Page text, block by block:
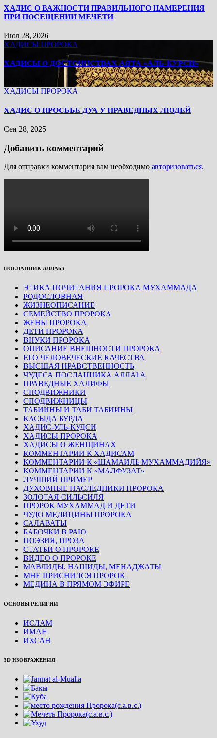
ХАДИС О ВАЖНОСТИ ПРАВИЛЬНОГО НАМЕРЕНИЯ
ПРИ ПОСЕЩЕНИИ МЕЧЕТИ
Июл 28, 2026
ХАДИСЫ ПРОРОКА
ХАДИСЫ О ДОСТОИНСТВАХ АЯТА «АЛЬ-КУРСИ»
ХАДИСЫ ПРОРОКА
ХАДИС О ПРОСЬБЕ ДУА У ПРАВЕДНЫХ ЛЮДЕЙ
Сен 28, 2025
Добавить комментарий
Для отправки комментария вам необходимо авторизоваться.
ПОСЛАННИК АЛЛАhА
ЭТИКА ПОЧИТАНИЯ ПРОРОКА МУХАММАДА
РОДОСЛОВНАЯ
ЖИЗНЕОПИСАНИЕ
СЕМЕЙСТВО ПРОРОКА
ЖЕНЫ ПРОРОКА
ДЕТИ ПРОРОКА
ВНУКИ ПРОРОКА
ОПИСАНИЕ ВНЕШНОСТИ ПРОРОКА
ЕГО ЧЕЛОВЕЧЕСКИЕ КАЧЕСТВА
ВЫСШАЯ НРАВСТВЕННОСТЬ
ЧУДЕСА ПОСЛАННИКА АЛЛАhА
ПРАВЕДНЫЕ ХАЛИФЫ
СПОДВИЖНИКИ
СПОДВИЖНИЦЫ
ТАБИИНЫ И ТАБИ ТАБИИНЫ
КАСЫДА БУРДА
ХАДИС-УЛЬ-КУДСИ
ХАДИСЫ ПРОРОКА
ХАДИСЫ О ЖЕНЩИНАХ
КОММЕНТАРИИ К ХАДИСАМ
КОММЕНТАРИИ К «ШАМАИЛЬ МУХАММАДИЙЯ»
КОММЕНТАРИИ К «МАЛФУЗАТ»
ЛУЧШИЙ ПРИМЕР
ДУХОВНЫЕ НАСЛЕДНИКИ ПРОРОКА
ЗОЛОТАЯ СИЛЬСИЛЯ
ПРОРОК МУХАММАД И ДЕТИ
ЧУДО МЕДИЦИНЫ ПРОРОКА
САЛАВАТЫ
БАБОЧКИ В РАЮ
ПОЭЗИЯ, ПРОЗА
СТАТЬИ О ПРОРОКЕ
ВИДЕО О ПРОРОКЕ
МАВЛИДЫ, НАШИДЫ, МЕНАДЖАТЫ
МНЕ ПРИСНИЛСЯ ПРОРОК
МЕДИНА В ПРЯМОМ ЭФИРЕ
ОСНОВЫ РЕЛИГИИ
ИСЛАМ
ИМАН
ИХСАН
3D ИЗОБРАЖЕНИЯ